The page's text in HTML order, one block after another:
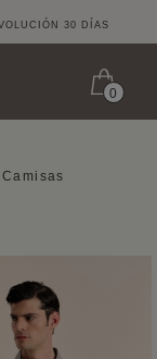
30 DÍAS
0
Camisas